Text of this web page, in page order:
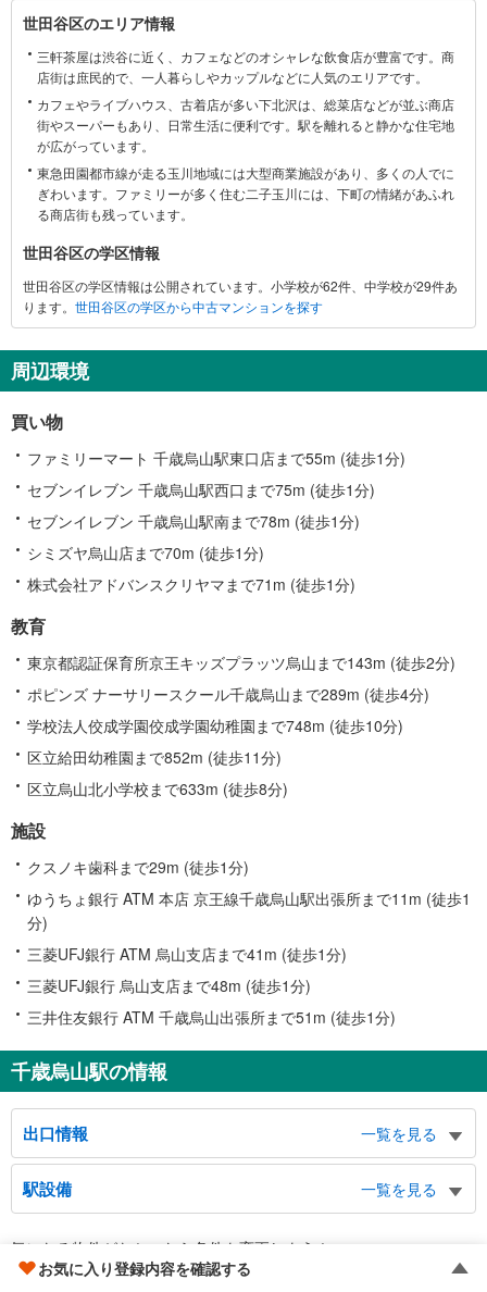
世
田
谷
区
に
関
す
る
世田谷区のエリア情報
三軒茶屋は渋谷に近く、カフェなどのオシャレな飲食店が豊富です。商
店街は庶民的で、一人暮らしやカップルなどに人気のエリアです。
カフェやライブハウス、古着店が多い下北沢は、総菜店などが並ぶ商店
街やスーパーもあり、日常生活に便利です。駅を離れると静かな住宅地
が広がっています。
東急田園都市線が走る玉川地域には大型商業施設があり、多くの人でに
ぎわいます。ファミリーが多く住む二子玉川には、下町の情緒があふれ
る商店街も残っています。
世田谷区の学区情報
世田谷区の学区情報は公開されています。小学校が62件、中学校が29件あ
ります。 世田谷区の学区から中古マンションを探す
周辺環境
買い物
ファミリーマート 千歳烏山駅東口店まで55m (徒歩1分)
セブンイレブン 千歳烏山駅西口まで75m (徒歩1分)
セブンイレブン 千歳烏山駅南まで78m (徒歩1分)
シミズヤ烏山店まで70m (徒歩1分)
株式会社アドバンスクリヤマまで71m (徒歩1分)
教育
東京都認証保育所京王キッズプラッツ烏山まで143m (徒歩2分)
ポピンズ ナーサリースクール千歳烏山まで289m (徒歩4分)
学校法人佼成学園佼成学園幼稚園まで748m (徒歩10分)
区立給田幼稚園まで852m (徒歩11分)
区立烏山北小学校まで633m (徒歩8分)
施設
クスノキ歯科まで29m (徒歩1分)
ゆうちょ銀行 ATM 本店 京王線千歳烏山駅出張所まで11m (徒歩1
分)
三菱UFJ銀行 ATM 烏山支店まで41m (徒歩1分)
三菱UFJ銀行 烏山支店まで48m (徒歩1分)
三井住友銀行 ATM 千歳烏山出張所まで51m (徒歩1分)
千歳烏山駅の情報
出口情報
一覧を見る
北口
南烏山３・４・６丁目方面、甲州街道、世田谷区役所烏山総合支所、烏山保健
福祉センター、烏山区民センター、世田谷区役所烏山出張所、都立世田谷泉高
等学校、烏山寺町、バスのりば
西口北側
駅設備
一覧を見る
（○：有り △：要駅員設備 ×：無し）
気になる物件がなかったら 条件を変更しよう！
お気に入り登録内容を確認する